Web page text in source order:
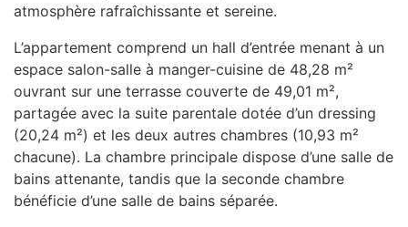
atmosphère rafraîchissante et sereine.
L’appartement comprend un hall d’entrée menant à un
espace salon-salle à manger-cuisine de 48,28 m²
ouvrant sur une terrasse couverte de 49,01 m²,
partagée avec la suite parentale dotée d’un dressing
(20,24 m²) et les deux autres chambres (10,93 m²
chacune). La chambre principale dispose d’une salle de
bains attenante, tandis que la seconde chambre
bénéficie d’une salle de bains séparée.